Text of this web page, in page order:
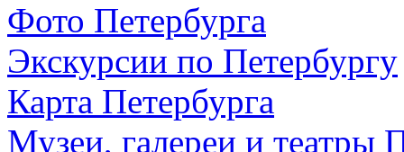
Фото Петербурга
Экскурсии по Петербургу
Карта Петербурга
Музеи, галереи и театры